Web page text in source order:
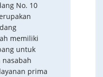
No. 10
memiliki
untuk
prima